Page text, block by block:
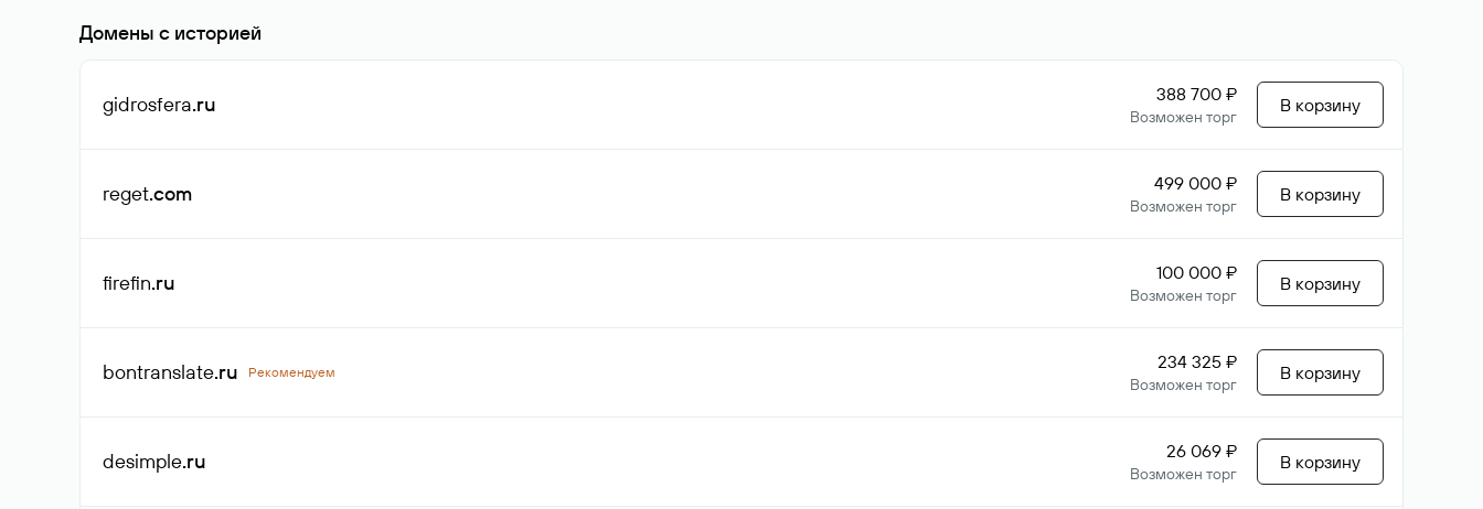
Домены с историей
gidrosfera.ru 388 700 ₽
Возможен торг
В корзину
reget.com 499 000 ₽
Возможен торг
В корзину
firefin.ru 100 000 ₽
Возможен торг
В корзину
bontranslate.ru Рекомендуем 234 325 ₽
Возможен торг
В корзину
desimple.ru 26 069 ₽
Возможен торг
В корзину